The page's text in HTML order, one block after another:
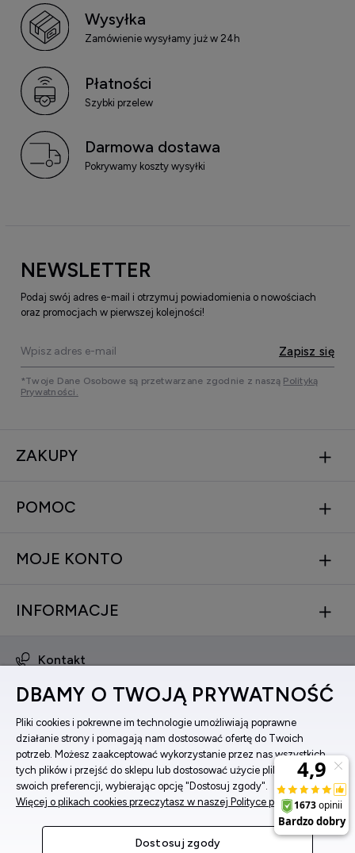
Wysyłka
Zamówienie wysyłamy już w 24h
Płatności
Szybki przelew
Darmowa dostawa
Pokrywamy koszty wysyłki
NEWSLETTER
Podaj swój adres e-mail i otrzymuj powiadomienia o nowościach
oraz promocjach w pierwszej kolejności!
Zapisz się
*Twoje Dane Osobowe są przetwarzane zgodnie z naszą Polityką
Prywatności.
ZAKUPY
POMOC
MOJE KONTO
INFORMACJE
Kontakt
ul. Bema 5, 33-100 Tarnów, woj. małopolskie
Facebook
Instagram
Sklep internetowy Shoper Premium
DBAMY O TWOJĄ PRYWATNOŚĆ
Pliki cookies i pokrewne im technologie umożliwiają poprawne
działanie strony i pomagają nam dostosować ofertę do Twoich
potrzeb. Możesz zaakceptować wykorzystanie przez nas wszystkich
tych plików i przejść do sklepu lub dostosować użycie plików do
swoich preferencji, wybierając opcję "Dostosuj zgody".
Więcej o plikach cookies przeczytasz w naszej Polityce prywatności.
Dostosuj zgody